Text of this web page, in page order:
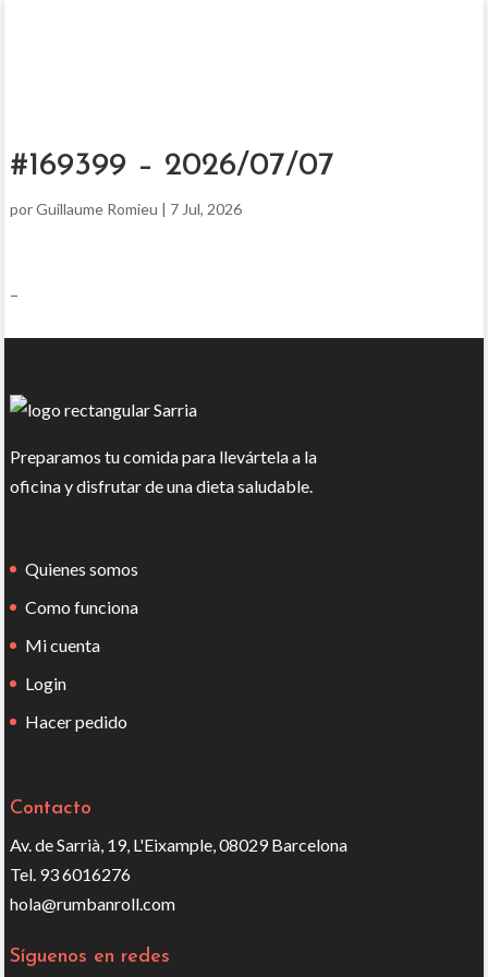
#169399 – 2026/07/07
porGuillaume Romieu | 7 Jul, 2026
–
Preparamos tu comida para llevártela a la
oficina y disfrutar de una dieta saludable.
Quienes somos
Como funciona
Mi cuenta
Login
Hacer pedido
Contacto
Av. de Sarrià, 19, L'Eixample, 08029 Barcelona
Tel. 93 6016276
hola@rumbanroll.com
Síguenos en redes